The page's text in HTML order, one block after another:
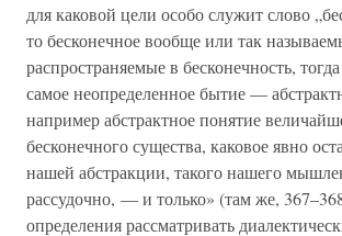
для каковой цели особо служит слово
то бесконечное вообще или так
распространяемые в бесконечность,
самое неопределенное бытие —
например абстрактное понятие
бесконечного существа, каковое явно
нашей абстракции, такого нашего
рассудочно, — и только» (там же,
определения рассматривать